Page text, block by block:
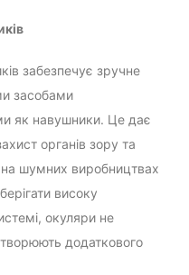
забезпечує зручне
засобами
як навушники. Це дає
органів зору та
шумних виробництвах
високу
окуляри не
додаткового